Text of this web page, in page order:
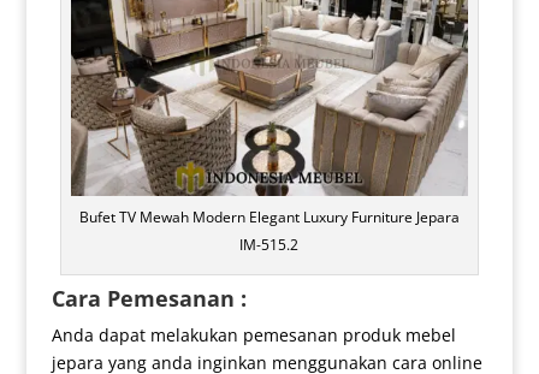
Bufet TV Mewah Modern Elegant Luxury Furniture Jepara
IM-515.2
Cara Pemesanan :
Anda dapat melakukan pemesanan produk mebel
jepara yang anda inginkan menggunakan cara online